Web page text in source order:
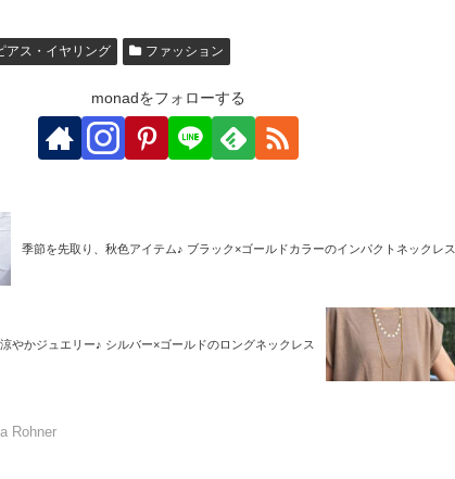
アス・イヤリング ファッション
monadをフォローする
季節を先取り、秋色アイテム♪ ブラック×ゴールドカラーのインパクトネックレス
やかジュエリー♪ シルバー×ゴールドのロングネックレス
Rohner